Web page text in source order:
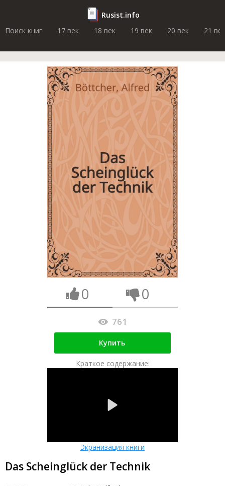
Rusist.info
Поиск книг
17 век 18 век 19 век 20 век 21 век
0 0
761
Купить
Краткое содержание:
Экранизация книги
Das Scheinglück der Technik